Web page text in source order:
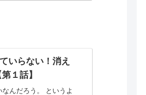
いらない！消え
１話】
んだろう。 というよ